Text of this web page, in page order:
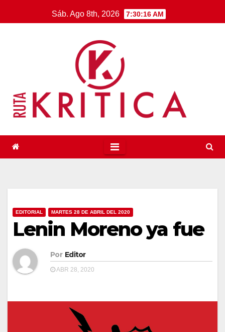
al
Sáb. Ago 8th, 2026 7:30:17 AM
EDITORIAL MARTES 28 DE ABRIL DEL 2020
Lenin Moreno ya fue
Por Editor
ABR 28, 2020